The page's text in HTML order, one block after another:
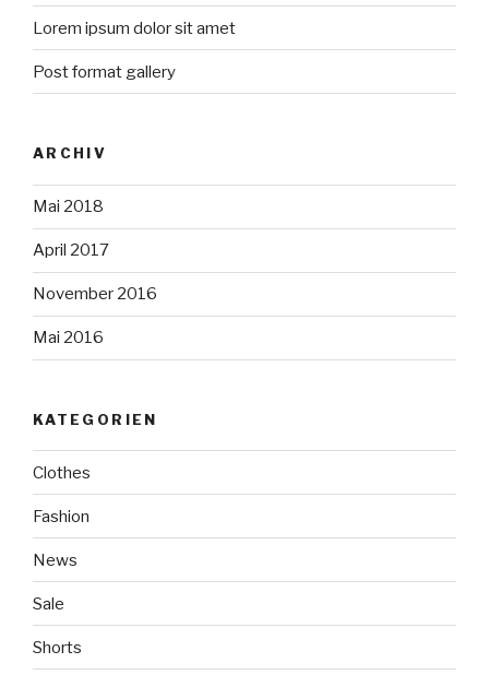
Lorem ipsum dolor sit amet
Post format gallery
ARCHIV
Mai 2018
April 2017
November 2016
Mai 2016
KATEGORIEN
Clothes
Fashion
News
Sale
Shorts